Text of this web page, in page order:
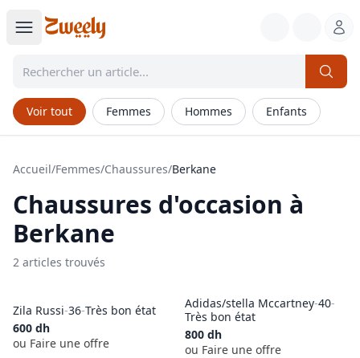
Voir tout Femmes Hommes Enfants
Accueil/Femmes/Chaussures/Berkane
Chaussures d'occasion à
Berkane
2 articles trouvés
Zila Russi-36-Très bon état
600 dh
ou Faire une offre
Adidas/stella Mccartney-40-
Très bon état
800 dh
ou Faire une offre